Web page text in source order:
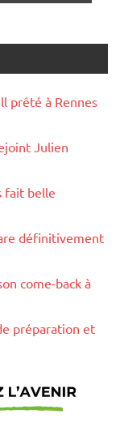
prêté à Rennes
Julien
fait belle
définitivement
come-back à
préparation et